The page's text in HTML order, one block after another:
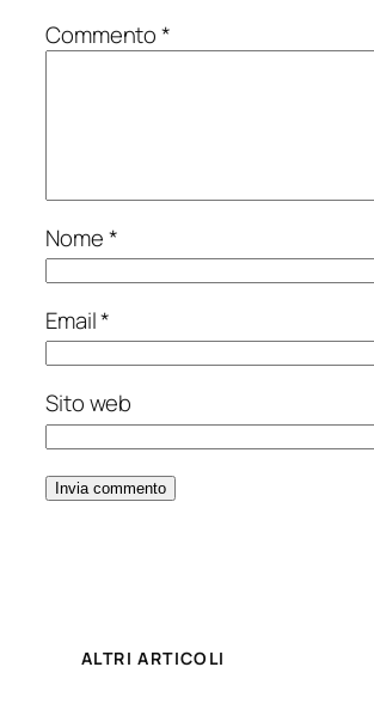
Commento*
Nome*
Email*
Sito web
ALTRI ARTICOLI